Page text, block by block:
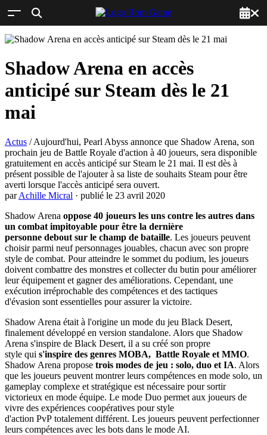
Shadow Arena en accès
anticipé sur Steam dès le 21
mai
Actus / Aujourd'hui, Pearl Abyss annonce que Shadow Arena, son
prochain jeu de Battle Royale d'action à 40 joueurs, sera disponible
gratuitement en accès anticipé sur Steam le 21 mai. Il est dès à
présent possible de l'ajouter à sa liste de souhaits Steam pour être
averti lorsque l'accès anticipé sera ouvert.
parAchille Micral · publié le 23 avril 2020
Shadow Arena oppose 40 joueurs les uns contre les autres dans
un combat impitoyable pour être la dernière
personne debout sur le champ de bataille. Les joueurs peuvent
choisir parmi neuf personnages jouables, chacun avec son propre
style de combat. Pour atteindre le sommet du podium, les joueurs
doivent combattre des monstres et collecter du butin pour améliorer
leur équipement et gagner des améliorations. Cependant, une
exécution irréprochable des compétences et des tactiques
d'évasion sont essentielles pour assurer la victoire.
Shadow Arena était à l'origine un mode du jeu Black Desert,
finalement développé en version standalone. Alors que Shadow
Arena s'inspire de Black Desert, il a su créé son propre
style qui s'inspire des genres MOBA, Battle Royale et MMO.
Shadow Arena propose trois modes de jeu : solo, duo et IA. Alors
que les joueurs peuvent montrer leurs compétences en mode solo, un
gameplay complexe et stratégique est nécessaire pour sortir
victorieux en mode équipe. Le mode Duo permet aux joueurs de
vivre des expériences coopératives pour style
d'action PvP totalement différent. Les joueurs peuvent perfectionner
leurs compétences avec les bots dans le mode AI.